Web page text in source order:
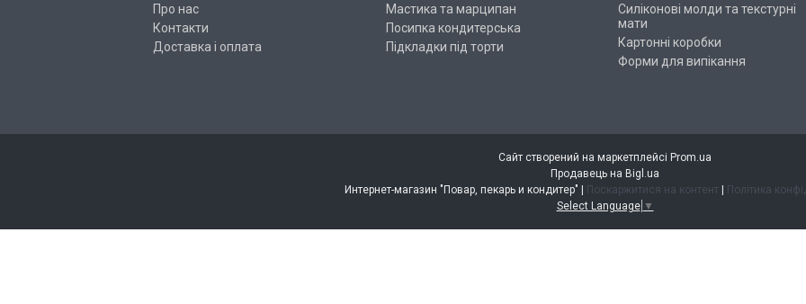
Про нас
Контакти
Доставка і оплата
Мастика та марципан
Посипка кондитерська
Підкладки під торти
Силіконові молди та текстурні
мати
Картонні коробки
Форми для випікання
Сайт створений на маркетплейсі Prom.ua
Продавець на Bigl.ua
Интернет-магазин "Повар, пекарь и кондитер" | Поскаржитися на контент | Політика
Select Language ▼